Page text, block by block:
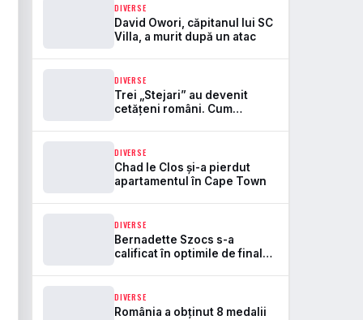
DIVERSE
David Owori, căpitanul lui SC
Villa, a murit după un atac
DIVERSE
Trei „Stejari” au devenit
cetățeni români. Cum
de selecție pentru naționala
DIVERSE
Chad le Clos și-a pierdut
apartamentul în Cape Town
DIVERSE
Bernadette Szocs s-a
calificat în optimile de finală
Yokohama
DIVERSE
România a obținut 8 medalii